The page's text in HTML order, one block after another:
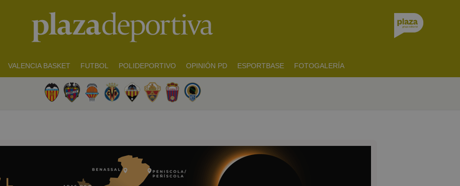
VALENCIA BASKET FUTBOL POLIDEPORTIVO OPINIÓN PD ESPORTBASE FOTOGALERÍA